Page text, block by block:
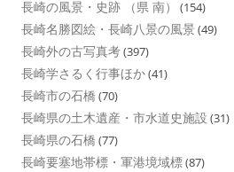
長崎の風景・史跡 （県 南） (154)
長崎名勝図絵・長崎八景の風景 (49)
長崎外の古写真考(397)
長崎学さるく行事ほか(41)
長崎市の石橋 (70)
長崎県の土木遺産・市水道史施設 (31)
長崎県の石橋 (77)
長崎要塞地帯標・軍港境域標(87)